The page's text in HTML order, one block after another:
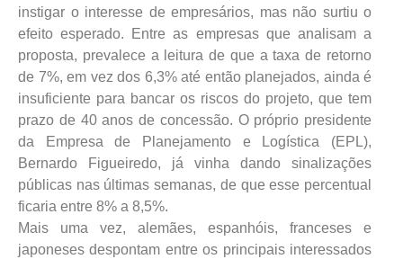
instigar o interesse de empresários, mas não surtiu o
efeito esperado. Entre as empresas que analisam a
proposta, prevalece a leitura de que a taxa de retorno
de 7%, em vez dos 6,3% até então planejados, ainda é
insuficiente para bancar os riscos do projeto, que tem
prazo de 40 anos de concessão. O próprio presidente
da Empresa de Planejamento e Logística (EPL),
Bernardo Figueiredo, já vinha dando sinalizações
públicas nas últimas semanas, de que esse percentual
ficaria entre 8% a 8,5%.
Mais uma vez, alemães, espanhóis, franceses e
japoneses despontam entre os principais interessados